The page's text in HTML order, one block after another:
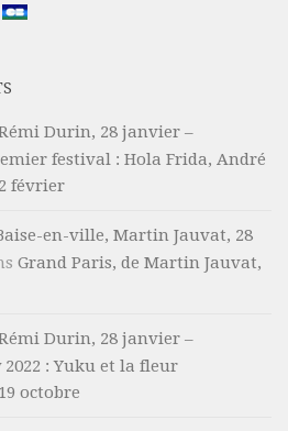
Durin, 28 janvier –
festival : Hola Frida, André
février
en-ville, Martin Jauvat, 28
Grand Paris, de Martin Jauvat,
Durin, 28 janvier –
2022 : Yuku et la fleur
octobre